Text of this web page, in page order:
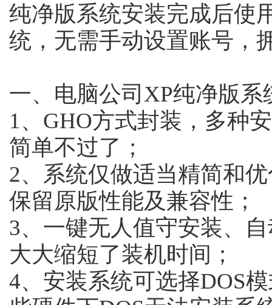
纯净版系统安装完成后使
统，无需手动设置账号，
一、电脑公司XP纯净版系
1、GHO方式封装，多种
简单不过了；
2、系统仅做适当精简和
保留原版性能及兼容性；
3、一键无人值守安装、
大大缩短了装机时间；
4、安装系统可选择DOS